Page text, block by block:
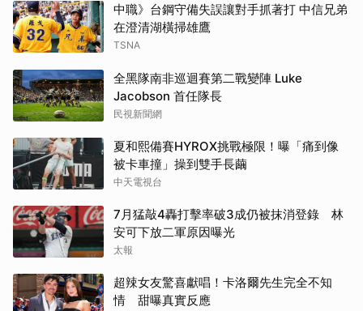
中職》台鋼守備失誤讓對手抓著打 中信兄弟
在澄清湖橫掃雄鷹
TSNA
全黑隊南非巡迴賽第二戰變陣 Luke
Jacobson 首任隊長
民視新聞網
夏和熙備賽HYROX挑戰極限！曝「痛到像
被卡車撞」操到雙手長繭
中天電視台
7月猛敲4轟打擊率破3成仍被抹消登錄 林
安可下放二軍原因曝光
太報
超辣女友驚喜獻唱！卡洛爾先生完全不知
情 甜曝真實反應